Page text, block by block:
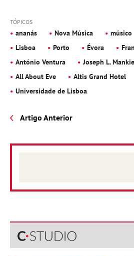
TÓPICOS
ananás Nova Música músico
Lisboa
Porto Évora
António Ventura
Joseph L.
All About Eve
Altis Grand Hotel
Universidade de Lisboa
Artigo Anterior